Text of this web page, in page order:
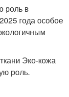
роль в
года особое
Эко-кожа
роль.